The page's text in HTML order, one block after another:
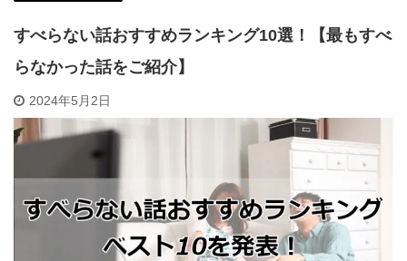
すべらない話おすすめランキング10選！【最もすべ
らなかった話をご紹介】
2024年5月2日